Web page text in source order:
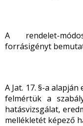
A rendelet-
forrásigényt
A Jat. 17. §-a
felmértük a
hatásvizsgálat,
mellékletét képező